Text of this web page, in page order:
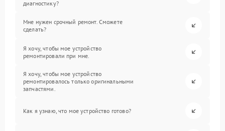
диагностику?
Мне нужен срочный ремонт. Сможете
сделать?
Я хочу, чтобы мое устройство
ремонтировали при мне.
Я хочу, чтобы мое устройство
ремонтировалось только оригинальными
запчастями.
Как я узнаю, что мое устройство готово?